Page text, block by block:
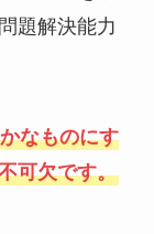
題解決能力
なものにす
可欠です。